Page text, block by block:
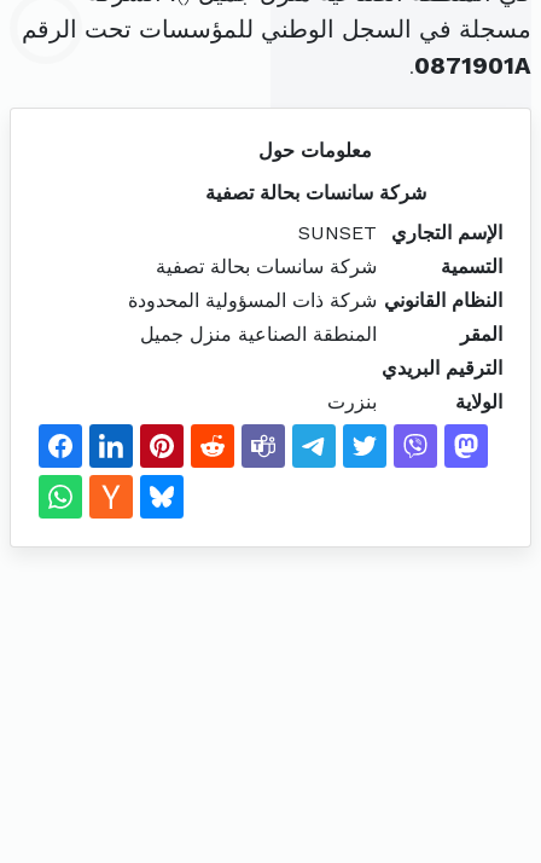
مسجلة في السجل الوطني للمؤسسات تحت الرقم
0871901A
.
معلومات حول
شركة سانسات بحالة تصفية
الإسم التجاري
SUNSET
التسمية
شركة سانسات بحالة تصفية
النظام القانوني شركة ذات المسؤولية المحدودة
المقر
المنطقة الصناعية منزل جميل
الترقيم البريدي
الولاية
بنزرت